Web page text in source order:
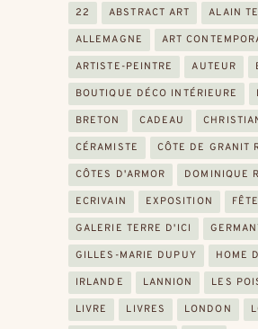
22 ABSTRACT ART ALAIN
ALLEMAGNE ART
ARTISTE-PEINTRE AUTEUR
BOUTIQUE DÉCO INTÉRIEURE
BRETON CADEAU
CÉRAMISTE CÔTE DE GRANIT
CÔTES D'ARMOR DOMINIQUE
ECRIVAIN EXPOSITION
GALERIE TERRE D'ICI
GILLES-MARIE DUPUY HOME
IRLANDE LANNION LES
LIVRE LIVRES LONDON